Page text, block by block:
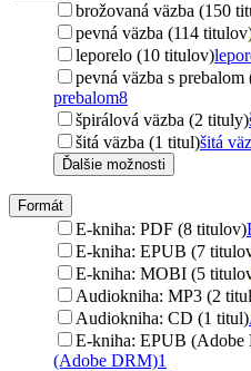
brožovaná väzba (150
pevná väzba (114
leporelo (10 titulov)
pevná väzba s
prebalom8
špirálová väzba (2 tituly)
šitá väzba (1 titul)šitá
Ďalšie možnosti
Formát
E-kniha: PDF (8 titulov)
E-kniha: EPUB (7
E-kniha: MOBI (5
Audiokniha: MP3 (2
Audiokniha: CD (1 titul)
E-kniha: EPUB
(Adobe DRM)1